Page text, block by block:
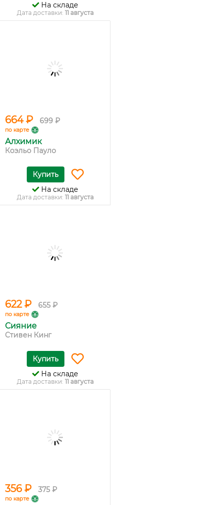
На складе
Дата доставки: 11 августа
664 ₽ 699 ₽
по карте
Алхимик
Коэльо Пауло
Купить
На складе
Дата доставки: 11 августа
622 ₽ 655 ₽
по карте
Сияние
Стивен Кинг
Купить
На складе
Дата доставки: 11 августа
356 ₽ 375 ₽
по карте